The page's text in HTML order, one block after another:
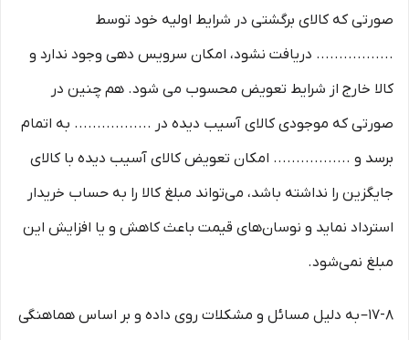
صورتی که کالای برگشتی در شرایط اولیه خود توسط
................. دریافت نشود، امکان سرویس دهی وجود ندارد و
کالا خارج از شرایط تعویض محسوب می شود. هم چنین در
صورتی که موجودی کالای آسیب دیده در ................. به اتمام
برسد و ................. امکان تعویض کالای آسیب دیده با کالای
جایگزین را نداشته باشد، می‌تواند مبلغ کالا را به حساب خریدار
استرداد نماید و نوسان‏‌های قیمت باعث کاهش و یا افزایش این
مبلغ نمی‌‏شود.
۱۷-۸– به دلیل مسائل و مشکلات روی داده و بر اساس هماهنگی